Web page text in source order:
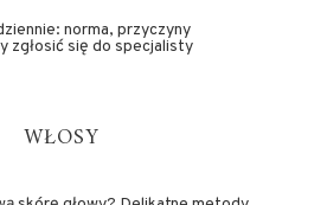
norma, przyczyny
zgłosić się do specjalisty
WŁOSY